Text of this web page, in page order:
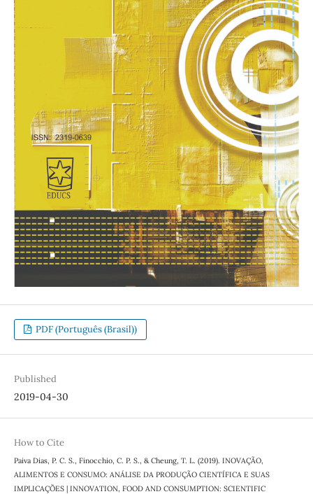
PDF (Português (Brasil))
Published
2019-04-30
How to Cite
Paiva Dias, P. C. S., Finocchio, C. P. S., & Cheung, T. L. (2019). INOVAÇÃO,
ALIMENTOS E CONSUMO: ANÁLISE DA PRODUÇÃO CIENTÍFICA E SUAS
IMPLICAÇÕES | INNOVATION, FOOD AND CONSUMPTION: SCIENTIFIC